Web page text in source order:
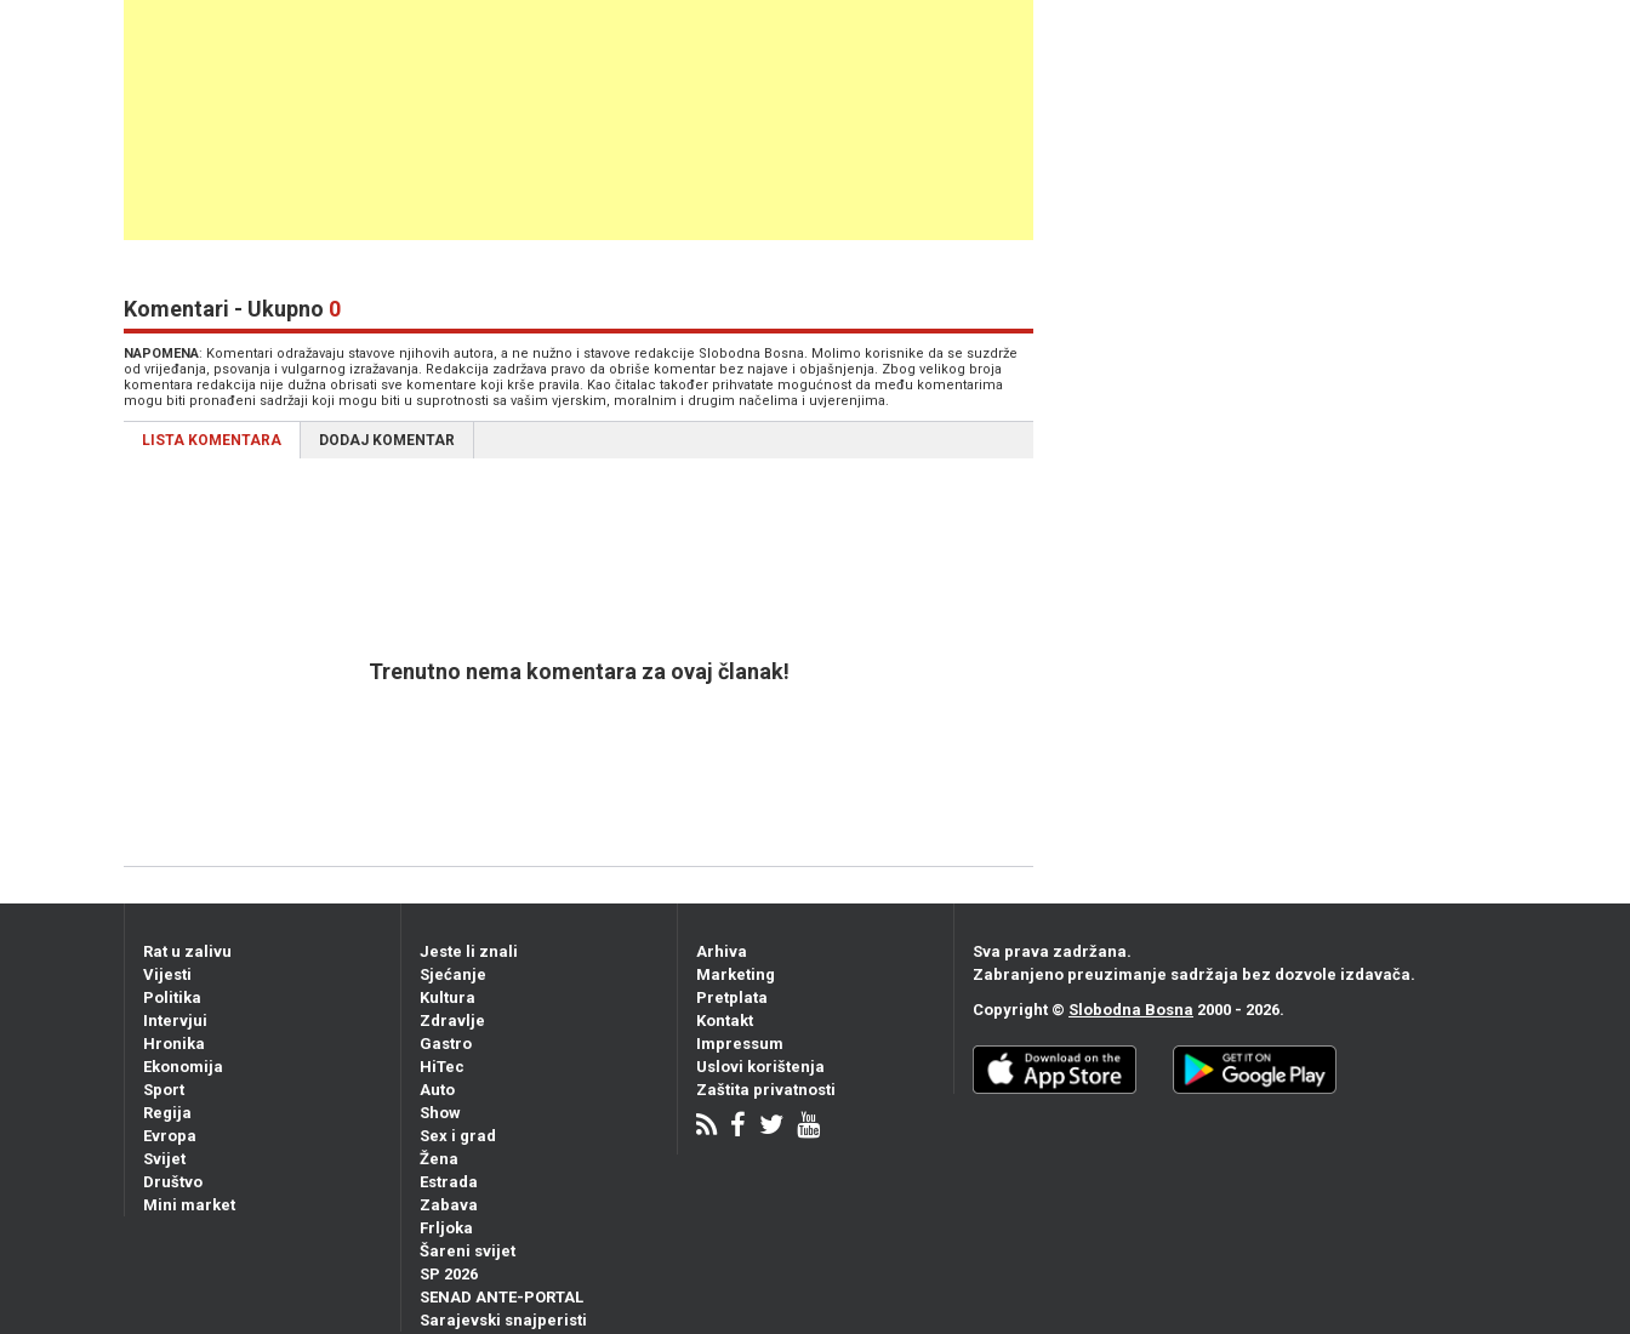
Komentari - Ukupno 0
NAPOMENA: Komentari odražavaju stavove njihovih autora, a ne nužno i stavove redakcije Slobodna Bosna. Molimo korisnike da se suzdrže
od vrijeđanja, psovanja i vulgarnog izražavanja. Redakcija zadržava pravo da obriše komentar bez najave i objašnjenja. Zbog velikog broja
komentara redakcija nije dužna obrisati sve komentare koji krše pravila. Kao čitalac također prihvatate mogućnost da među komentarima
mogu biti pronađeni sadržaji koji mogu biti u suprotnosti sa vašim vjerskim, moralnim i drugim načelima i uvjerenjima.
LISTA KOMENTARA DODAJ KOMENTAR
Trenutno nema komentara za ovaj članak!
Rat u zalivu
Vijesti
Politika
Intervjui
Hronika
Ekonomija
Sport
Regija
Evropa
Svijet
Društvo
Mini market
Jeste li znali
Sjećanje
Kultura
Zdravlje
Gastro
HiTec
Auto
Show
Sex i grad
Žena
Estrada
Zabava
Frljoka
Šareni svijet
SP 2026
SENAD ANTE-PORTAL
Sarajevski snajperisti
Arhiva
Marketing
Pretplata
Kontakt
Impressum
Uslovi korištenja
Zaštita privatnosti
Sva prava zadržana.
Zabranjeno preuzimanje sadržaja bez dozvole izdavača.
Copyright © Slobodna Bosna 2000 - 2026.